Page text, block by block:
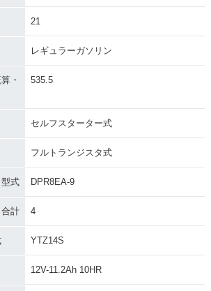
2008年 CB1300 SU
PER FOUR ABS・
2007年 CB1300 SU
ーチェンジ
2006年 CB1300 SU
21
レギュラーガソリン
・
535.5
セルフスターター式
フルトランジスタ式
式 DPR8EA-9
計 4
YTZ14S
12V-11.2Ah 10HR